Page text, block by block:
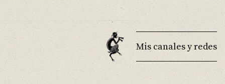
Mis canales y redes